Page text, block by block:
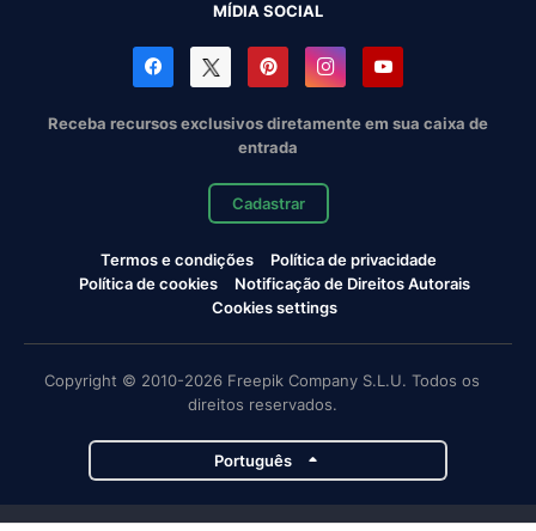
MÍDIA SOCIAL
Receba recursos exclusivos diretamente em sua caixa de
entrada
Cadastrar
Termos e condições
Política de privacidade
Política de cookies
Notificação de Direitos Autorais
Cookies settings
Copyright © 2010-2026 Freepik Company S.L.U. Todos os
direitos reservados.
Português